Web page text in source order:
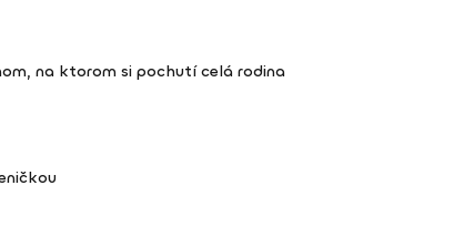
na ktorom si pochutí celá rodina